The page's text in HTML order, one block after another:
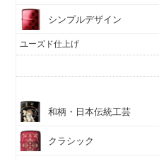
シンプルデザイン
ユーズド仕上げ
和柄・日本伝統工芸
クラシック